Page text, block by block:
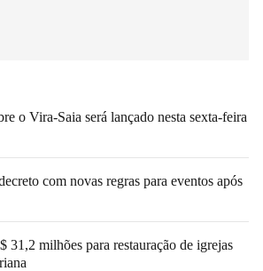
o Vira-Saia será lançado nesta sexta-feira
com novas regras para eventos após
31,2 milhões para restauração de igrejas